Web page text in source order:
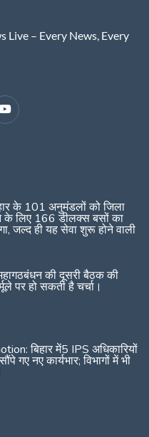
Live – Every News, Every
के 101 अनुमंडलों को जिला
के लिए 166 डीलक्स बसों का
जल्द ही यह सेवा शुरू होने वाली
की दूसरी बैठक की
पर हो सकती है चर्चा।
बिहार में5 IPS अधिकारियों
गए नए कार्यभार; विभागों में भी